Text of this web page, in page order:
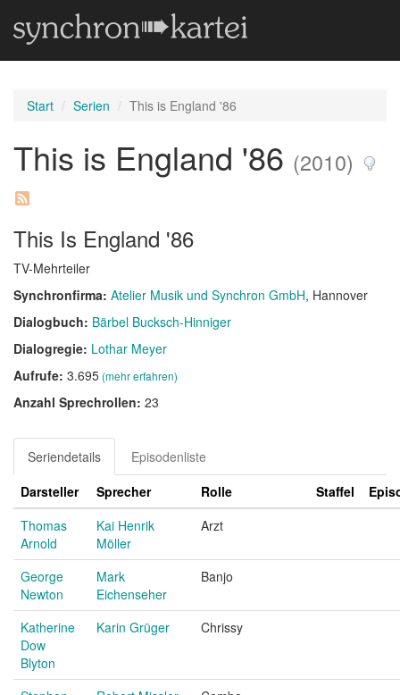
Start Serien This is England '86
This is England '86 (2010)
This Is England '86
TV-Mehrteiler
Synchronfirma: Atelier Musik und Synchron GmbH, Hannover
Dialogbuch: Bärbel Bucksch-Hinniger
Dialogregie: Lothar Meyer
Aufrufe: 3.695(mehr erfahren)
Anzahl Sprechrollen: 23
Seriendetails
Episodenliste
Darsteller
Sprecher Rolle Staffel
Thomas
Arnold
Kai Henrik
Möller
Arzt
George
Newton
Mark
Eichenseher
Banjo
Katherine
Dow
Blyton
Karin Grüger Chrissy